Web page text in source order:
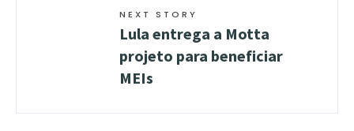
NEXT STORY
Lula entrega a Motta
projeto para beneficiar
MEIs